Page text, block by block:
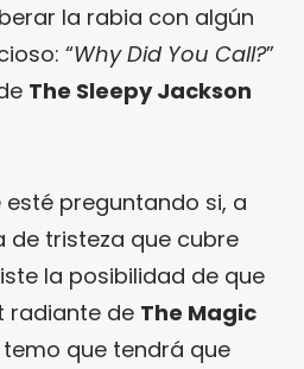
la rabia con algún
“Why Did You Call?”
The Sleepy Jackson
preguntando si, a
de tristeza que cubre
la posibilidad de que
radiante de The Magic
temo que tendrá que